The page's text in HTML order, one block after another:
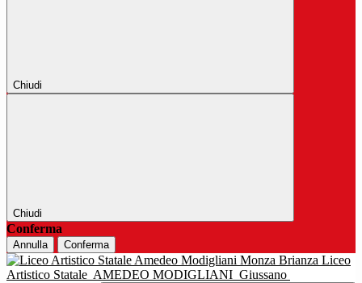
Chiudi
Chiudi
Conferma
Annulla Conferma
Liceo
Artistico Statale AMEDEO MODIGLIANI Giussano